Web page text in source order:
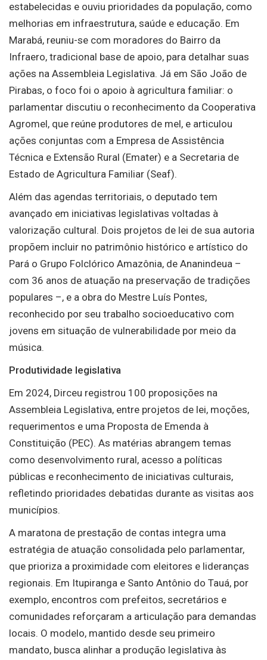
estabelecidas e ouviu prioridades da população, como
melhorias em infraestrutura, saúde e educação. Em
Marabá, reuniu-se com moradores do Bairro da
Infraero, tradicional base de apoio, para detalhar suas
ações na Assembleia Legislativa. Já em São João de
Pirabas, o foco foi o apoio à agricultura familiar: o
parlamentar discutiu o reconhecimento da Cooperativa
Agromel, que reúne produtores de mel, e articulou
ações conjuntas com a Empresa de Assistência
Técnica e Extensão Rural (Emater) e a Secretaria de
Estado de Agricultura Familiar (Seaf).
Além das agendas territoriais, o deputado tem
avançado em iniciativas legislativas voltadas à
valorização cultural. Dois projetos de lei de sua autoria
propõem incluir no patrimônio histórico e artístico do
Pará o Grupo Folclórico Amazônia, de Ananindeua –
com 36 anos de atuação na preservação de tradições
populares –, e a obra do Mestre Luís Pontes,
reconhecido por seu trabalho socioeducativo com
jovens em situação de vulnerabilidade por meio da
música.
Produtividade legislativa
Em 2024, Dirceu registrou 100 proposições na
Assembleia Legislativa, entre projetos de lei, moções,
requerimentos e uma Proposta de Emenda à
Constituição (PEC). As matérias abrangem temas
como desenvolvimento rural, acesso a políticas
públicas e reconhecimento de iniciativas culturais,
refletindo prioridades debatidas durante as visitas aos
municípios.
A maratona de prestação de contas integra uma
estratégia de atuação consolidada pelo parlamentar,
que prioriza a proximidade com eleitores e lideranças
regionais. Em Itupiranga e Santo Antônio do Tauá, por
exemplo, encontros com prefeitos, secretários e
comunidades reforçaram a articulação para demandas
locais. O modelo, mantido desde seu primeiro
mandato, busca alinhar a produção legislativa às